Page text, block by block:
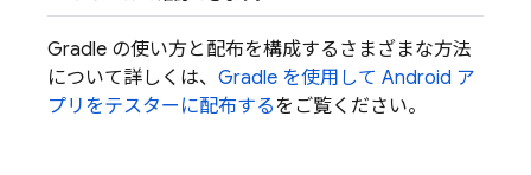
Gradle の使い方と配布を構成するさまざまな方法
について詳しくは、 Gradle を使用して Android ア
プリをテスターに配布するをご覧ください。